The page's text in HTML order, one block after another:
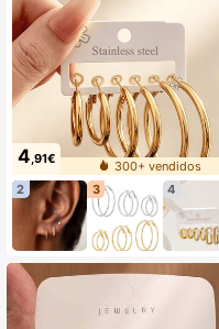
4 ,91€
300+ vendidos
2
3 4